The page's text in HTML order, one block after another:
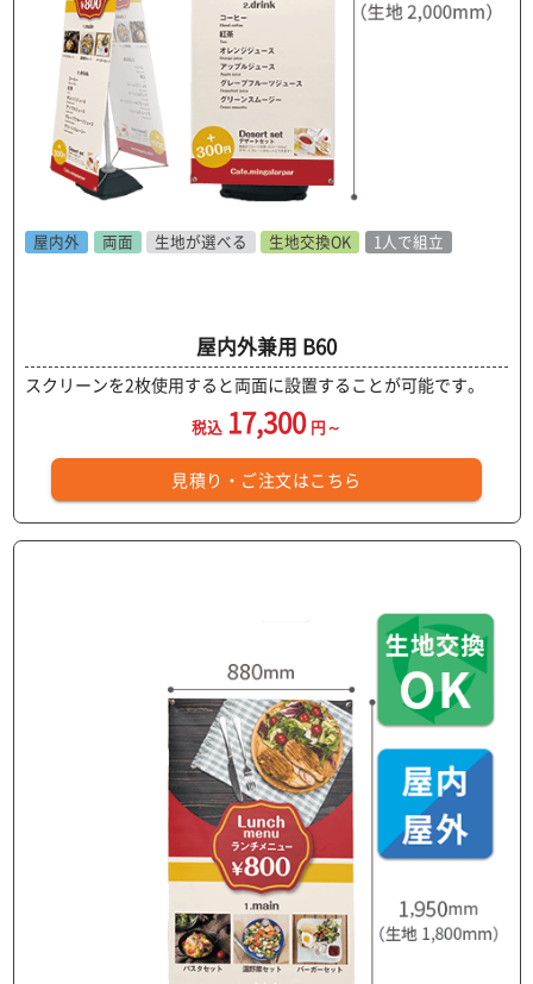
屋内外 両面 生地が選べる 生地交換OK 1人で組立
屋内外兼用 B60
スクリーンを2枚使用すると両面に設置することが可能です。
税込 17,300 円～
見積り・ご注文はこちら